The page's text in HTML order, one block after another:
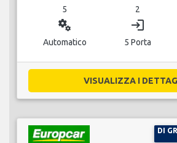
5 2
miscellaneous_services
Automatico
login
5 Porta
VISUALIZZA I
DI